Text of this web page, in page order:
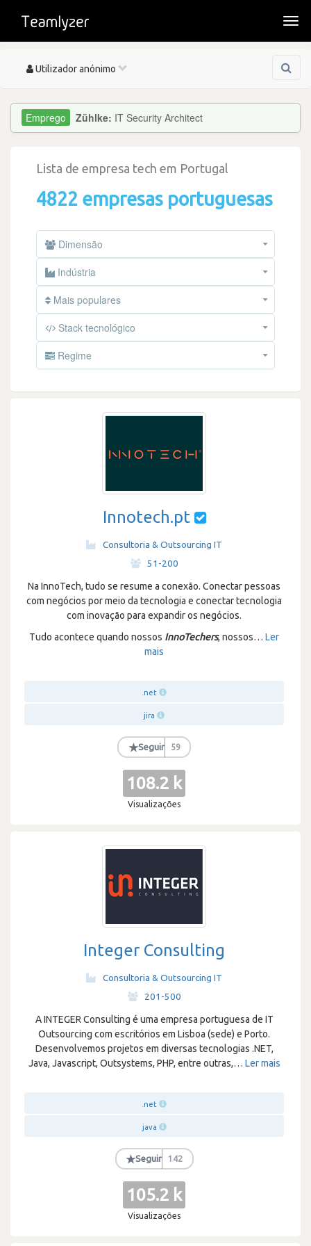
Toggle
Utilizador anónimo
Zühlke: IT Security Architect
Lista de empresa tech em Portugal
4822 empresas portuguesas
Dimensão
Indústria
Mais populares
Stack tecnológico
Regime
Innotech.pt
Consultoria & Outsourcing IT
51-200
Na InnoTech, tudo se resume a conexão. Conectar pessoas
com negócios por meio da tecnologia e conectar tecnologia
com inovação para expandir os negócios.
Tudo acontece quando nossos InnoTechers, nossos… Ler
mais
.net
jira
★Seguir 59
108.2 k
Visualizações
Integer Consulting
Consultoria & Outsourcing IT
201-500
A INTEGER Consulting é uma empresa portuguesa de IT
Outsourcing com escritórios em Lisboa (sede) e Porto.
Desenvolvemos projetos em diversas tecnologias .NET,
Java, Javascript, Outsystems, PHP, entre outras,… Ler mais
.net
java
★Seguir 142
105.2 k
Visualizações